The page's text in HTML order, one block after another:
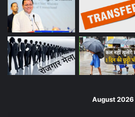
August 2026